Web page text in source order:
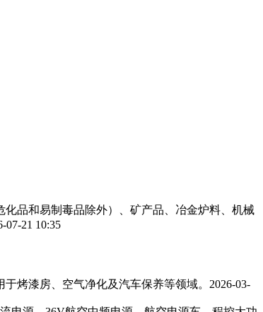
品和易制毒品除外）、矿产品、冶金炉料、机械
07-21 10:35
烤漆房、空气净化及汽车保养等领域。‌‌ 2026-03-